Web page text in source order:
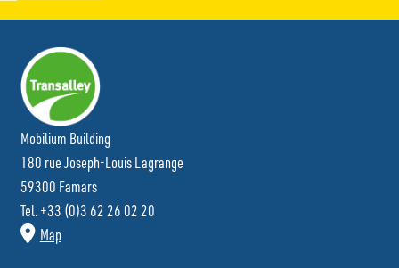
Mobilium Building
180 rue Joseph-Louis Lagrange
59300 Famars
Tel. +33 (0)3 62 26 02 20
Map